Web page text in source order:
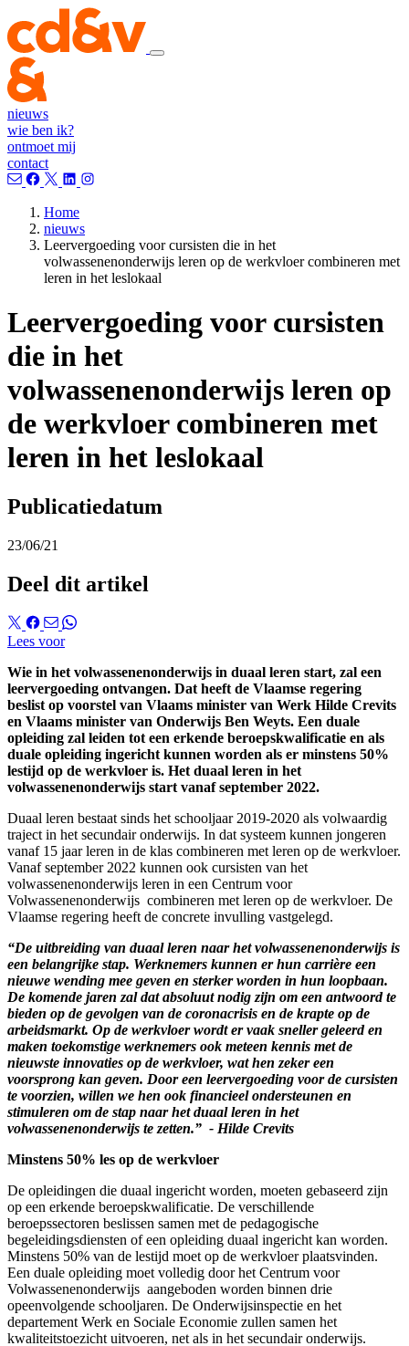
nieuws
wie ben ik?
ontmoet mij
contact
Home
nieuws
Leervergoeding voor cursisten die in het
volwassenenonderwijs leren op de werkvloer combineren met
leren in het leslokaal
Leervergoeding voor cursisten
die in het
volwassenenonderwijs leren op
de werkvloer combineren met
leren in het leslokaal
Publicatiedatum
23/06/21
Deel dit artikel
Lees voor
Wie in het volwassenenonderwijs in duaal leren start, zal een
leervergoeding ontvangen. Dat heeft de Vlaamse regering
beslist op voorstel van Vlaams minister van Werk Hilde Crevits
en Vlaams minister van Onderwijs Ben Weyts. Een duale
opleiding zal leiden tot een erkende beroepskwalificatie en als
duale opleiding ingericht kunnen worden als er minstens 50%
lestijd op de werkvloer is. Het duaal leren in het
volwassenenonderwijs start vanaf september 2022.
Duaal leren bestaat sinds het schooljaar 2019-2020 als volwaardig
traject in het secundair onderwijs. In dat systeem kunnen jongeren
vanaf 15 jaar leren in de klas combineren met leren op de werkvloer.
Vanaf september 2022 kunnen ook cursisten van het
volwassenenonderwijs leren in een Centrum voor
Volwassenenonderwijs combineren met leren op de werkvloer. De
Vlaamse regering heeft de concrete invulling vastgelegd.
“De uitbreiding van duaal leren naar het volwassenenonderwijs is
een belangrijke stap. Werknemers kunnen er hun carrière een
nieuwe wending mee geven en sterker worden in hun loopbaan.
De komende jaren zal dat absoluut nodig zijn om een antwoord te
bieden op de gevolgen van de coronacrisis en de krapte op de
arbeidsmarkt. Op de werkvloer wordt er vaak sneller geleerd en
maken toekomstige werknemers ook meteen kennis met de
nieuwste innovaties op de werkvloer, wat hen zeker een
voorsprong kan geven. Door een leervergoeding voor de cursisten
te voorzien, willen we hen ook financieel ondersteunen en
stimuleren om de stap naar het duaal leren in het
volwassenenonderwijs te zetten.” - Hilde Crevits
Minstens 50% les op de werkvloer
De opleidingen die duaal ingericht worden, moeten gebaseerd zijn
op een erkende beroepskwalificatie. De verschillende
beroepssectoren beslissen samen met de pedagogische
begeleidingsdiensten of een opleiding duaal ingericht kan worden.
Minstens 50% van de lestijd moet op de werkvloer plaatsvinden.
Een duale opleiding moet volledig door het Centrum voor
Volwassenenonderwijs aangeboden worden binnen drie
opeenvolgende schooljaren. De Onderwijsinspectie en het
departement Werk en Sociale Economie zullen samen het
kwaliteitstoezicht uitvoeren, net als in het secundair onderwijs.